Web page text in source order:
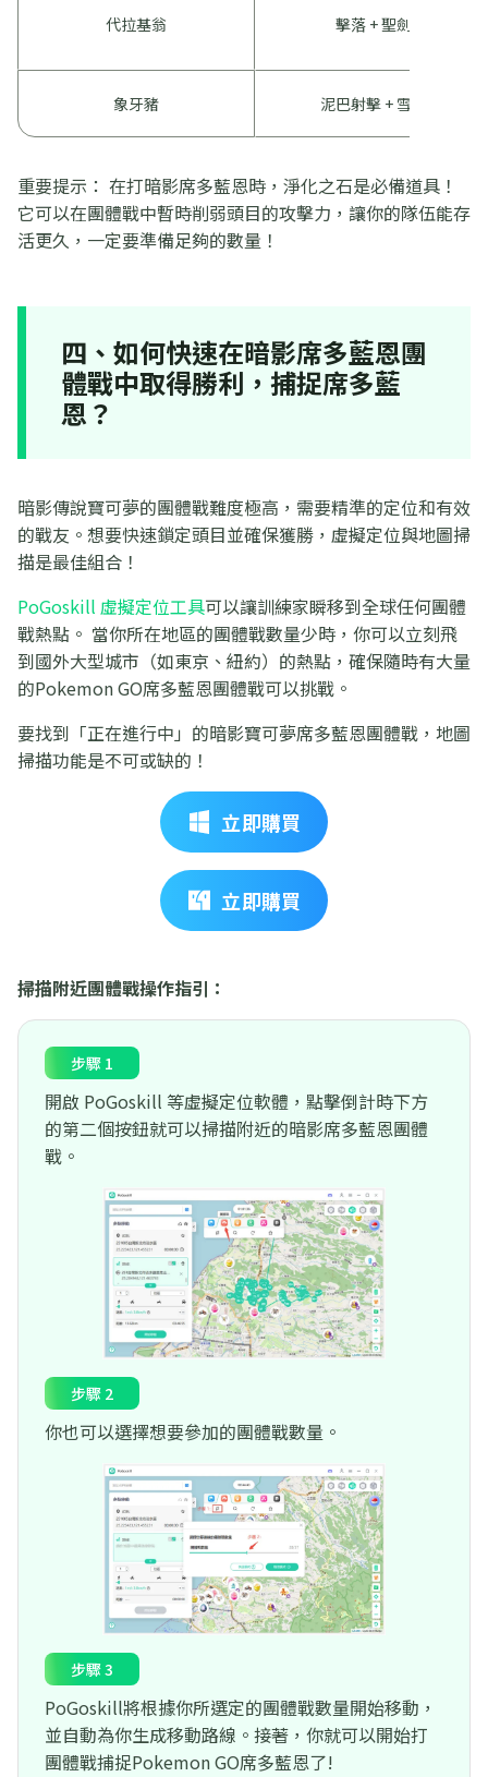
代拉基翁 擊落 + 聖劍
象牙豬 泥巴射擊 + 雪崩
重要提示： 在打暗影席多藍恩時，淨化之石是必備道具！
它可以在團體戰中暫時削弱頭目的攻擊力，讓你的隊伍能存
活更久，一定要準備足夠的數量！
四、如何快速在暗影席多藍恩團
體戰中取得勝利，捕捉席多藍
恩？
暗影傳說寶可夢的團體戰難度極高，需要精準的定位和有效
的戰友。想要快速鎖定頭目並確保獲勝，虛擬定位與地圖掃
描是最佳組合！
PoGoskill 虛擬定位工具可以讓訓練家瞬移到全球任何團體
戰熱點。 當你所在地區的團體戰數量少時，你可以立刻飛
到國外大型城市（如東京、紐約）的熱點，確保隨時有大量
的Pokemon GO席多藍恩團體戰可以挑戰。
要找到「正在進行中」的暗影寶可夢席多藍恩團體戰，地圖
掃描功能是不可或缺的！
立即購買
立即購買
掃描附近團體戰操作指引：
步驟 1
開啟 PoGoskill 等虛擬定位軟體，點擊倒計時下方
的第二個按鈕就可以掃描附近的暗影席多藍恩團體
戰。
步驟 2
你也可以選擇想要參加的團體戰數量。
步驟 3
PoGoskill將根據你所選定的團體戰數量開始移動，
並自動為你生成移動路線。接著，你就可以開始打
團體戰捕捉Pokemon GO席多藍恩了!